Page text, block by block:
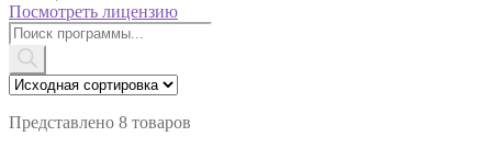
Посмотреть лицензию
Поиск
товаров
Представлено 8 товаров